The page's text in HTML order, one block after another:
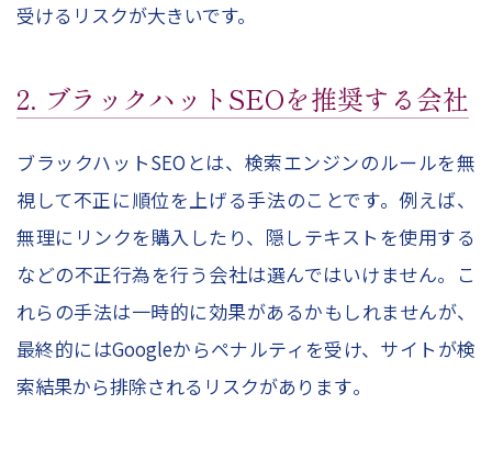
受けるリスクが大きいです。
2. ブラックハットSEOを推奨する会社
ブラックハットSEOとは、検索エンジンのルールを無
視して不正に順位を上げる手法のことです。例えば、
無理にリンクを購入したり、隠しテキストを使用する
などの不正行為を行う会社は選んではいけません。こ
れらの手法は一時的に効果があるかもしれませんが、
最終的にはGoogleからペナルティを受け、サイトが検
索結果から排除されるリスクがあります​。